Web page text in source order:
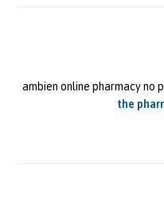
ambien online pharmacy no
the